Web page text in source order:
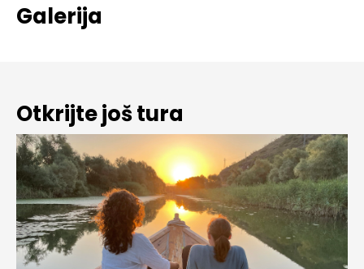
Galerija
Otkrijte još tura